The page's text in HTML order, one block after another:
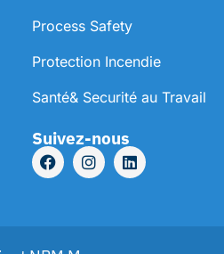
Process Safety
Protection Incendie
Santé& Securité au Travail
Suivez-nous